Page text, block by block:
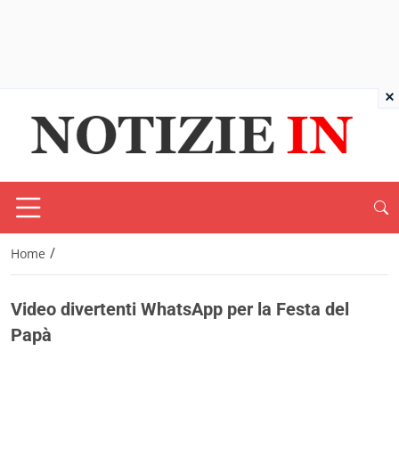
Home /
Video divertenti WhatsApp per la Festa del
Papà
×